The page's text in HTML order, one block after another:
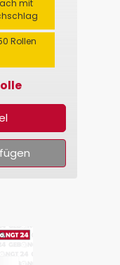
mit
Rollen